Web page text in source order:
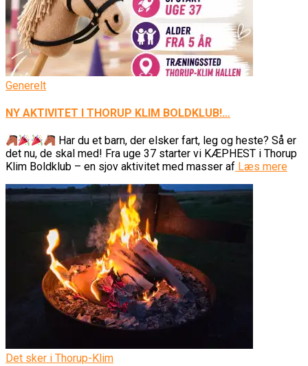
Generelt
NY AKTIVITET I THORUP KLIM BOLDKLUB!…
Har du et barn, der elsker fart, leg og heste? Så er
det nu, de skal med! Fra uge 37 starter vi KÆPHEST i Thorup
Klim Boldklub – en sjov aktivitet med masser af Læs mere
Det sker i Thorup-Klim